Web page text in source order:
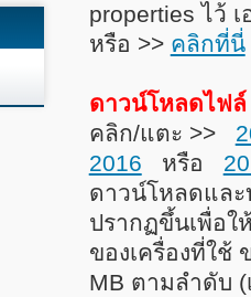
properties ไว้
หรือ >> คลิกที่นี่
ดาวน์โหลดไฟ
คลิก/แตะ >>
2016 หรือ
ดาวน์โหลดแล
ปรากฏขึ้นเพื่อใ
ของเครื่องที่ใช้
MB ตามลำดับ